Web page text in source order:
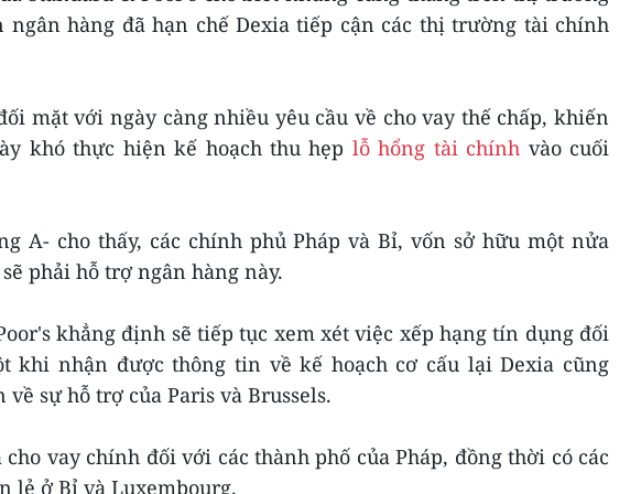
hàng đã hạn chế Dexia tiếp cận các thị trường tài chính
mặt với ngày càng nhiều yêu cầu về cho vay thế chấp, khiến
khó thực hiện kế hoạch thu hẹp lỗ hổng tài chính vào cuối
A- cho thấy, các chính phủ Pháp và Bỉ, vốn sở hữu một nửa
phải hỗ trợ ngân hàng này.
khẳng định sẽ tiếp tục xem xét việc xếp hạng tín dụng đối
khi nhận được thông tin về kế hoạch cơ cấu lại Dexia cũng
sự hỗ trợ của Paris và Brussels.
vay chính đối với các thành phố của Pháp, đồng thời có các
lẻ ở Bỉ và Luxembourg.